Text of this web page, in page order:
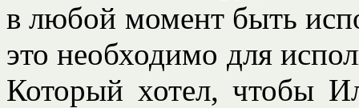
в любой момент быть
это необходимо для
Который хотел, чтобы